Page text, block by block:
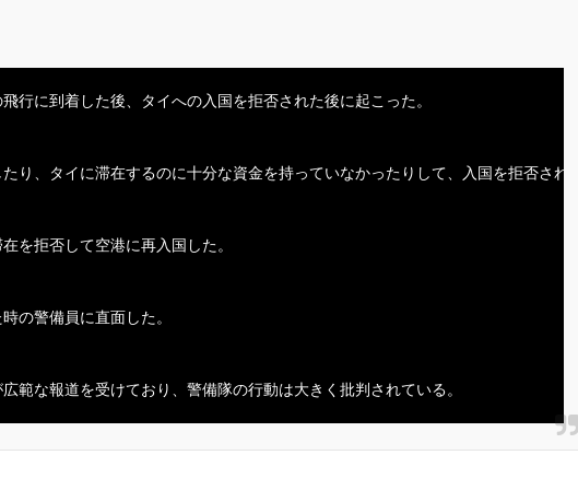
行に到着した後、タイへの入国を拒否された後に起こった。
り、タイに滞在するのに十分な資金を持っていなかったりして、入国を拒否され
を拒否して空港に再入国した。
の警備員に直面した。